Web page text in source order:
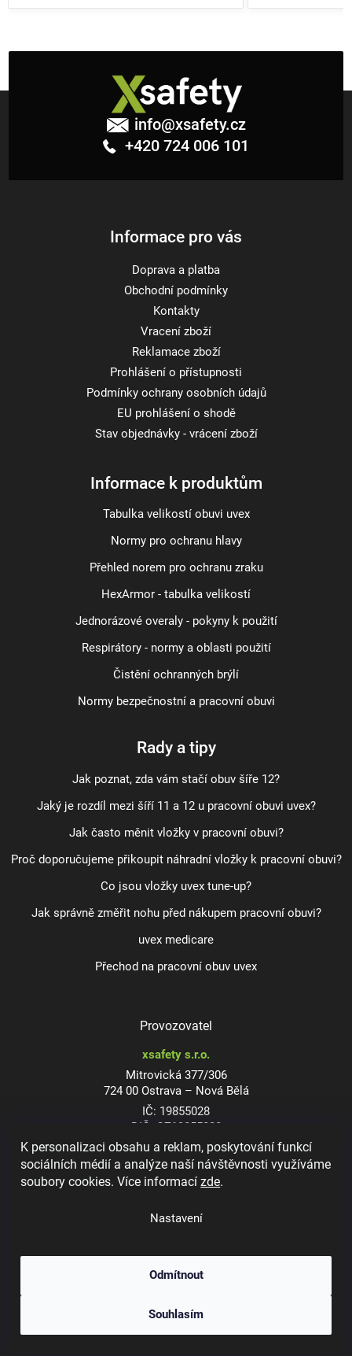
K personalizaci obsahu a reklam, poskytování funkcí
sociálních médií a analýze naší návštěvnosti využíváme
soubory cookies. Více informacízde.
Nastavení
Odmítnout
Souhlasím
info@xsafety.cz
+420 724 006 101
Informace pro vás
Doprava a platba
Obchodní podmínky
Kontakty
Vracení zboží
Reklamace zboží
Prohlášení o přístupnosti
Podmínky ochrany osobních údajů
EU prohlášení o shodě
Stav objednávky - vrácení zboží
Informace k produktům
Tabulka velikostí obuvi uvex
Normy pro ochranu hlavy
Přehled norem pro ochranu zraku
HexArmor - tabulka velikostí
Jednorázové overaly - pokyny k použití
Respirátory - normy a oblasti použití
Čistění ochranných brýlí
Normy bezpečnostní a pracovní obuvi
Rady a tipy
Jak poznat, zda vám stačí obuv šíře 12?
Jaký je rozdíl mezi šíří 11 a 12 u pracovní obuvi uvex?
Jak často měnit vložky v pracovní obuvi?
Proč doporučujeme přikoupit náhradní vložky k pracovní obuvi?
Co jsou vložky uvex tune-up?
Jak správně změřit nohu před nákupem pracovní obuvi?
uvex medicare
Přechod na pracovní obuv uvex
Provozovatel
xsafety s.r.o.
Mitrovická 377/306
724 00 Ostrava – Nová Bělá
IČ: 19855028
DIČ: CZ19855028
Dioptrické ochranné brýle
Vytvořil Shoptet&Jakub Grác
. Všechna práva vyhrazena.